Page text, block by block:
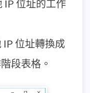
IP 位址的工作
IP 位址轉換成
段表格。